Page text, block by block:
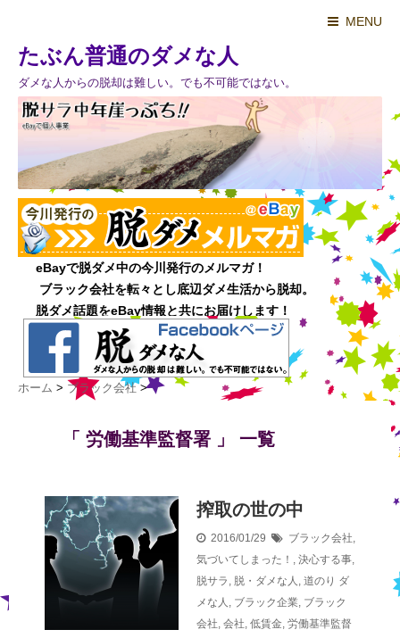
MENU
たぶん普通のダメな人
ダメな人からの脱却は難しい。でも不可能ではない。
ホーム > ブラック会社 >
「 労働基準監督署 」 一覧
搾取の世の中
2016/01/29 ブラック会社,
気づいてしまった！ , 決心する事,
脱サラ , 脱・ダメな人 , 道のり ダ
メな人 , ブラック企業, ブラック
会社, 会社, 低賃金, 労働基準監督